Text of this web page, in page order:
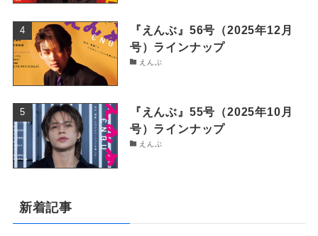
『えんぶ』56号（2025年12月
号）ラインナップ
えんぶ
『えんぶ』55号（2025年10月
号）ラインナップ
えんぶ
新着記事